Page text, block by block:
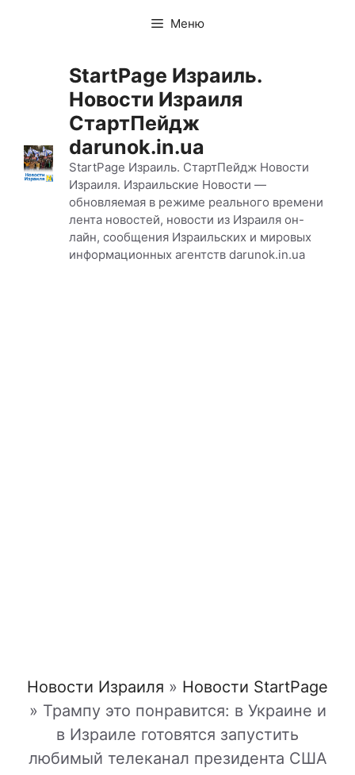
Меню
StartPage Израиль.
Новости Израиля
СтартПейдж
darunok.in.ua
StartPage Израиль. СтартПейдж Новости
Израиля. Израильские Новости —
обновляемая в режиме реального времени
лента новостей, новости из Израиля он-
лайн, сообщения Израильских и мировых
информационных агентств darunok.in.ua
Новости Израиля » Новости StartPage
» Трампу это понравится: в Украине и
в Израиле готовятся запустить
любимый телеканал президента США